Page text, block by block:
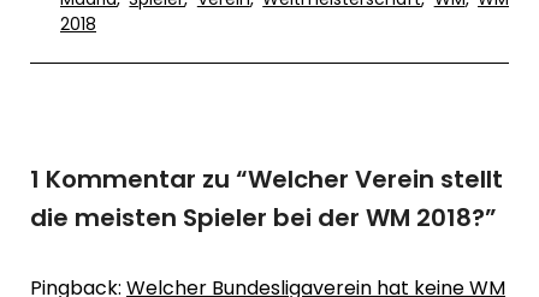
2018
1 Kommentar zu “Welcher Verein stellt
die meisten Spieler bei der WM 2018?”
Pingback: Welcher Bundesligaverein hat keine WM